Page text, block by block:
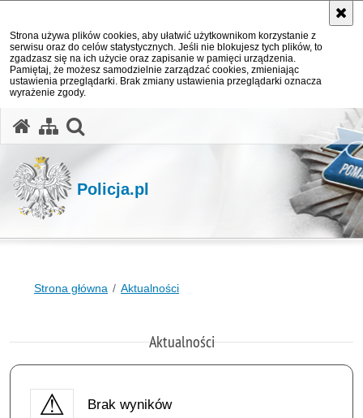
Strona używa plików cookies, aby ułatwić użytkownikom korzystanie z
serwisu oraz do celów statystycznych. Jeśli nie blokujesz tych plików, to
zgadzasz się na ich użycie oraz zapisanie w pamięci urządzenia.
Pamiętaj, że możesz samodzielnie zarządzać cookies, zmieniając
ustawienia przeglądarki. Brak zmiany ustawienia przeglądarki oznacza
wyrażenie zgody.
Policja.pl
Strona główna Aktualności
Aktualności
Brak wyników